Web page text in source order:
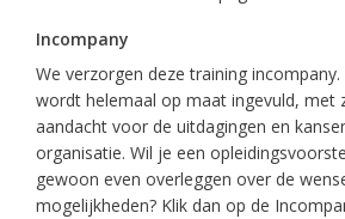
Incompany
We verzorgen deze training
wordt helemaal op maat ingevuld, met
aandacht voor de uitdagingen en
organisatie. Wil je een
gewoon even overleggen over de
mogelijkheden? Klik dan op de